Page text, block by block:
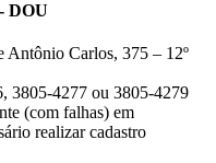
DOU
Antônio Carlos, 375 – 12º
3805-4277 ou 3805-4279
(com falhas) em
realizar cadastro